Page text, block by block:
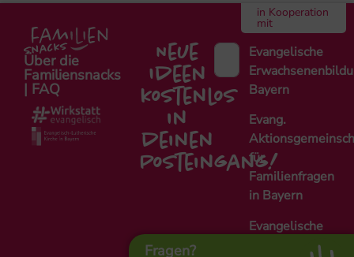
Über die
Familiensnacks
| FAQ
Neue
Ideen
kostenlos
in
deinen
Posteingang!
in Kooperation
mit
Evangelische
Bayern
Evang.
für
Familienfragen
in Bayern
Evangelische
Fragen?